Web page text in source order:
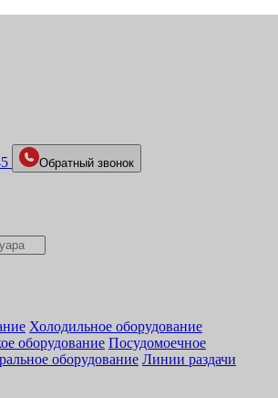
Обратный звонок
Холодильное оборудование
оборудование Посудомоечное
оборудование Линии раздачи